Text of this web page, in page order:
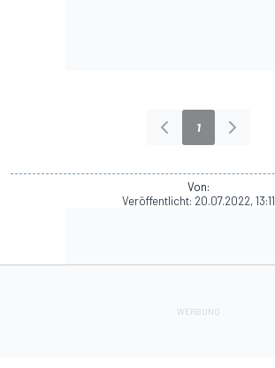
1
Von:
Veröffentlicht: 20.07.2022, 13:11